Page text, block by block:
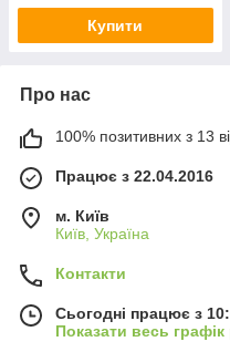
Купити
Про нас
100% позитивних з 13
Працює з 22.04.2016
м. Київ
Київ, Україна
Контакти
Сьогодні працює з
Показати весь